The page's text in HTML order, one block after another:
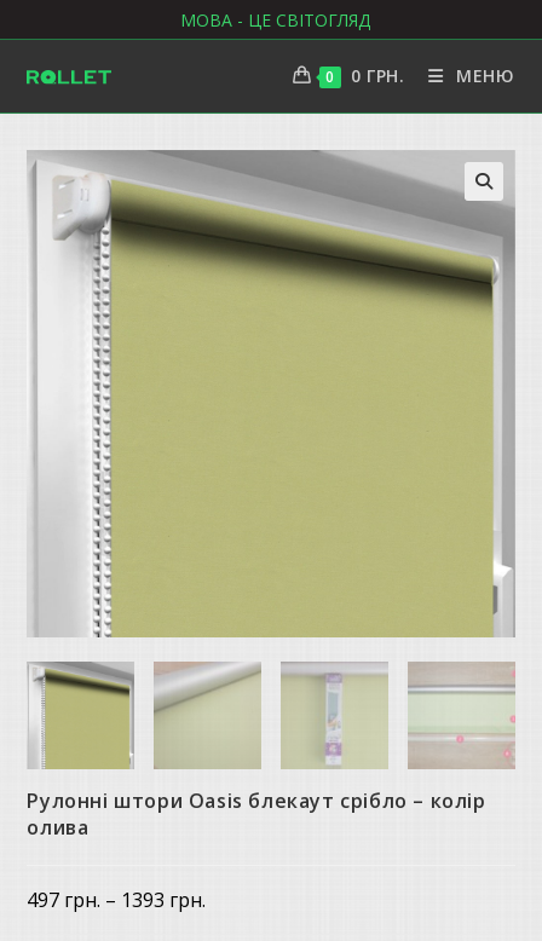
до
вмісту
МОВА - ЦЕ СВІТОГЛЯД
0 0 ГРН. МЕНЮ
Рулонні штори Oasis блекаут срібло – колір
олива
497 грн. – 1393 грн.